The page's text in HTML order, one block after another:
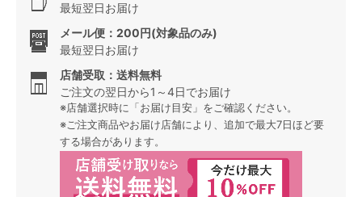
最短翌日お届け
メール便：200円(対象品のみ)
最短翌日お届け
店舗受取：送料無料
ご注文の翌日から1～4日でお届け
※店舗選択時に「お届け目安」をご確認ください。
※ご注文商品やお届け店舗により、追加で最大7日ほど要
する場合があります。